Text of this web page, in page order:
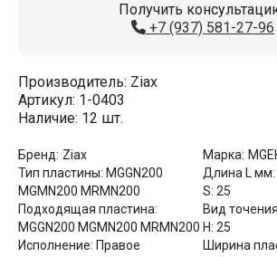
Получить
+7 (937) 581-27-96
Производитель: Ziax
Артикул: 1-0403
Наличие: 12 шт.
Бренд: Ziax Марка:
Тип пластины: MGGN200
MGMN200 MRMN200
Длина L мм:
S: 25
Подходящая пластина:
MGGN200 MGMN200 MRMN200
Вид
H: 25
Исполнение: Правое Ширина